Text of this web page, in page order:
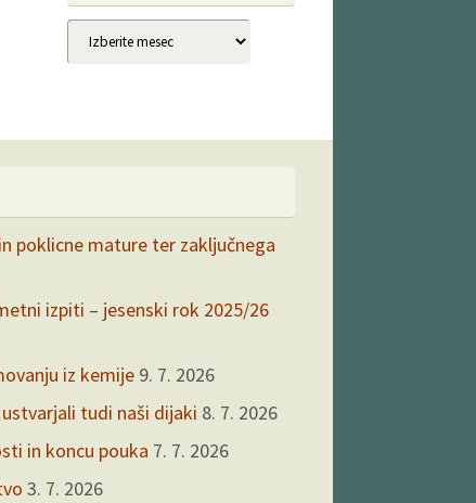
Arhivi
poklicne mature ter zaključnega
izpiti – jesenski rok 2025/26
iz kemije 9. 7. 2026
tudi naši dijaki 8. 7. 2026
in koncu pouka 7. 7. 2026
3. 7. 2026